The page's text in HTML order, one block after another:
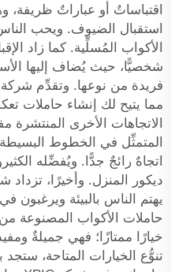
اقتباساتٌ أو عباراتٌ ظريفة،
استقبال الضيوف. ويحب
الأكواب المُسلِّية. كما زاد
شخصيًّا، حيث يُضاف إليها
مما يتيح لك إنشاء
المتمثِّل في الخطوط البسيطة
اتجاهٌ رائجٌ جدًّا. ويُفضِّله
ديكور المنزل. وأخيرًا، تزداد
يهتم الناس بالبيئة
حاملات الأكواب المصنوعة
خيارًا ممتازًا؛ فهي جميلةٌ
تنوُّع الخيارات المتاحة، ستجد